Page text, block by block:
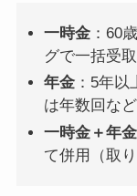
一時金：60
グで一括受取
年金：5年以
は年数回な
一時金＋年金
て併用（取